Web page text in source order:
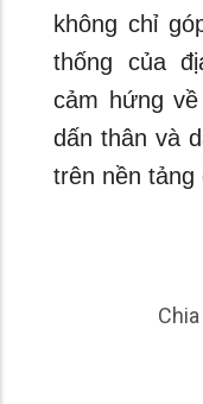
không chỉ
thống của
cảm hứng
dấn thân và
trên nền tảng